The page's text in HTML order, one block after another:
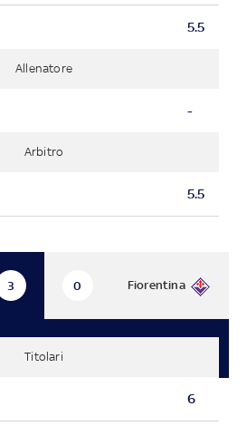
5.5
Allenatore
-
Arbitro
5.5
3 Fiorentina
0
Titolari
6